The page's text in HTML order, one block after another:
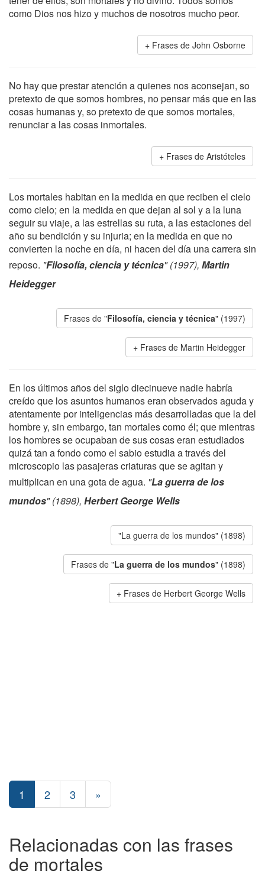
como Dios nos hizo y muchos de nosotros mucho peor.
Frases de John Osborne
No hay que prestar atención a quienes nos aconsejan, so
pretexto de que somos hombres, no pensar más que en las
cosas humanas y, so pretexto de que somos mortales,
renunciar a las cosas inmortales.
Frases de Aristóteles
Los mortales habitan en la medida en que reciben el cielo
como cielo; en la medida en que dejan al sol y a la luna
seguir su viaje, a las estrellas su ruta, a las estaciones del
año su bendición y su injuria; en la medida en que no
convierten la noche en día, ni hacen del día una carrera sin
reposo. "Filosofía, ciencia y técnica" (1997), Martin
Heidegger
Frases de "Filosofía, ciencia y técnica" (1997)
Frases de Martin Heidegger
En los últimos años del siglo diecinueve nadie habría
creído que los asuntos humanos eran observados aguda y
atentamente por inteligencias más desarrolladas que la del
hombre y, sin embargo, tan mortales como él; que mientras
los hombres se ocupaban de sus cosas eran estudiados
quizá tan a fondo como el sabio estudia a través del
microscopio las pasajeras criaturas que se agitan y
multiplican en una gota de agua. "La guerra de los
mundos" (1898), Herbert George Wells
"La guerra de los mundos" (1898)
Frases de "La guerra de los mundos" (1898)
Frases de Herbert George Wells
1 2 3 »
Relacionadas con las frases
de mortales